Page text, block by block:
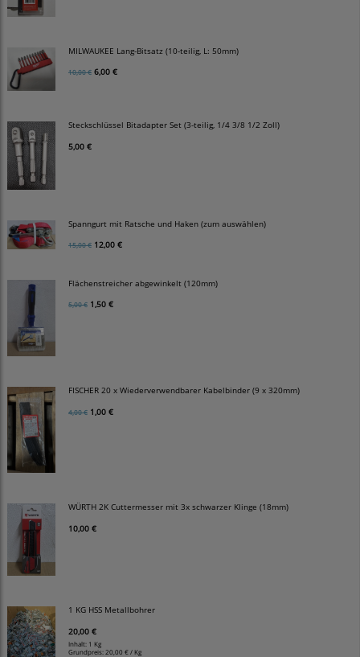
MILWAUKEE Lang-Bitsatz (10-teilig, L: 50mm)
10,00 € 6,00 €
Steckschlüssel Bitadapter Set (3-teilig, 1/4 3/8 1/2 Zoll)
5,00 €
Spanngurt mit Ratsche und Haken (zum auswählen)
15,00 € 12,00 €
Flächenstreicher abgewinkelt (120mm)
5,00 € 1,50 €
FISCHER 20 x Wiederverwendbarer Kabelbinder (9 x 320mm)
4,00 € 1,00 €
WÜRTH 2K Cuttermesser mit 3x schwarzer Klinge (18mm)
10,00 €
1 KG HSS Metallbohrer
20,00 €
Inhalt: 1 Kg
Grundpreis: 20,00 € / Kg